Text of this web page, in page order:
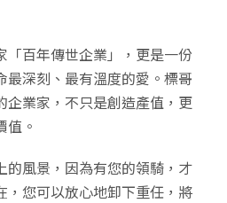
「百年傳世企業」，更是一份
最深刻、最有溫度的愛。標哥
企業家，不只是創造產值，更
值。
的風景，因為有您的領騎，才
，您可以放心地卸下重任，將